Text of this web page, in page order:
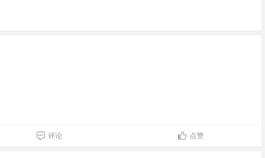
评论 点赞